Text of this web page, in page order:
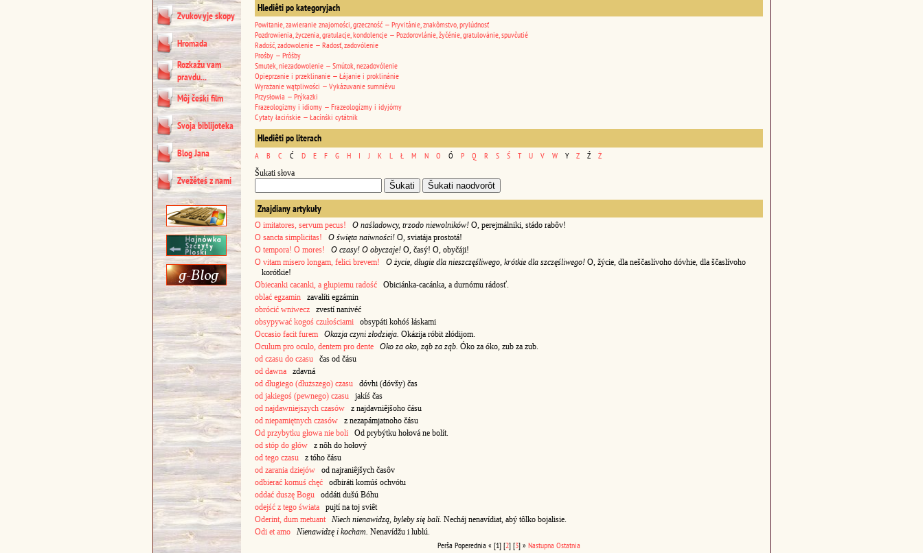
Zvukovyje skopy
Hromada
Rozkažu vam
pravdu...
Môj čeśki film
Svoja biblijoteka
Blog Jana
Zvežêteś z nami
Hlediêti po kategoryjach
Powitanie, zawieranie znajomości, grzeczność — Pryvitánie, znakômstvo, prylúdnosť
Pozdrowienia, życzenia, gratulacje, kondolencje — Pozdorovlánie, žyčénie, gratulovánie, spuvčutié
Radość, zadowolenie — Radosť, zadovólenie
Prośby — Prôśby
Smutek, niezadowolenie — Smútok, nezadovólenie
Opieprzanie i przeklinanie — Łájanie i proklinánie
Wyrażanie wątpliwości — Vykázuvanie sumniêvu
Przysłowia — Prýkazki
Frazeologizmy i idiomy — Frazeologízmy i idyjómy
Cytaty łacińskie — Łacínśki cytátnik
Hlediêti po literach
A B C Ć D E F G H I J K L Ł M N O Ó P Q R S Ś T U V W Y Z Ź Ż
Šukati słova
Znajdiany artykuły
O imitatores, servum pecus! O naśladowcy, trzodo niewolników! O, perejmálniki, stádo rabôv!
O sancta simplicitas!
O święta naiwności! O, sviatája prostotá!
O tempora! O mores!
O czasy! O obyczaje! O, časý! O, obyčáji!
O vitam misero longam, felici brevem!
O życie, długie dla nieszczęśliwego, krótkie dla szczęśliwego! O, žýcie, dla neščaslívoho dóvhie, dla ščaslívoho
korótkie!
Obiecanki cacanki, a głupiemu radość Obiciánka-cacánka, a durnómu rádosť.
oblać egzamin zavalíti egzámin
obrócić wniwecz zvestí nanivéć
obsypywać kogoś czułościami obsypáti kohóś łáskami
Occasio facit furem
Okazja czyni złodzieja. Okázija róbit złódijom.
Oculum pro oculo, dentem pro dente
Oko za oko, ząb za ząb. Óko za óko, zub za zub.
od czasu do czasu čas od čásu
od dawna zdavná
od długiego (dłuższego) czasu dóvhi (dóvšy) čas
od jakiegoś (pewnego) czasu jakíś čas
od najdawniejszych czasów z najdavniêjšoho čásu
od niepamiętnych czasów z nezapámjatnoho čásu
Od przybytku głowa nie boli Od prybýtku hołová ne bolít.
od stóp do głów z nôh do hołový
od tego czasu z tóho čásu
od zarania dziejów od najraniêjšych časôv
odbierać komuś chęć odbiráti komúś ochvótu
oddać duszę Bogu oddáti dušú Bóhu
odejść z tego świata pujtí na toj sviêt
Oderint, dum metuant
Niech nienawidzą, byleby się bali. Necháj nenavídiat, abý tôlko bojalisie.
Odi et amo
Nienawidzę i kocham. Nenavídžu i lublú.
Perša Poperednia « [1] [2] [3] » Nastupna Ostatnia